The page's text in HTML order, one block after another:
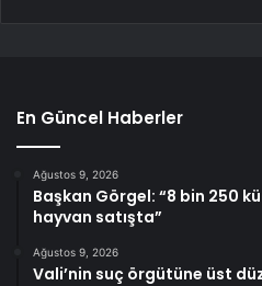
En Güncel Haberler
Ağustos 9, 2026
Başkan Görgel: “8 bin 250
hayvan satışta”
Ağustos 9, 2026
Vali’nin suç örgütüne üst